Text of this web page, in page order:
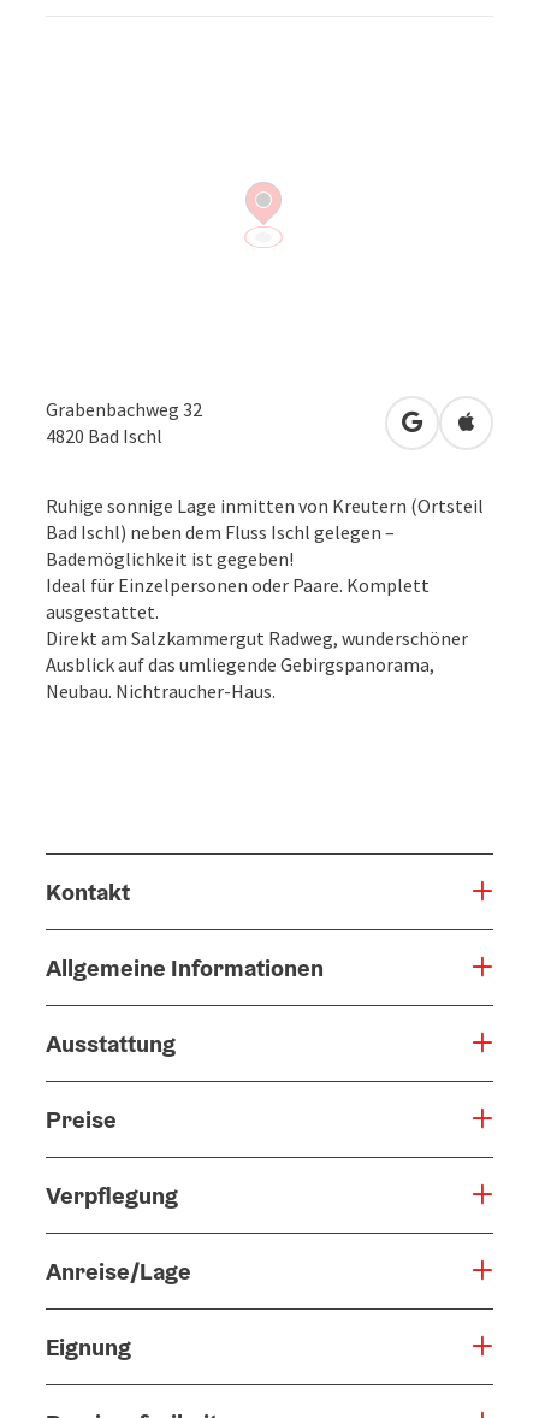
Grabenbachweg 32
4820 Bad Ischl in Google
in
Ruhige sonnige Lage inmitten von Kreutern (Ortsteil
Bad Ischl) neben dem Fluss Ischl gelegen –
Bademöglichkeit ist gegeben!
Ideal für Einzelpersonen oder Paare. Komplett
ausgestattet.
Direkt am Salzkammergut Radweg, wunderschöner
Ausblick auf das umliegende Gebirgspanorama,
Neubau. Nichtraucher-Haus.
Kontakt
Allgemeine Informationen
Ausstattung
Preise
Verpflegung
Anreise/Lage
Eignung